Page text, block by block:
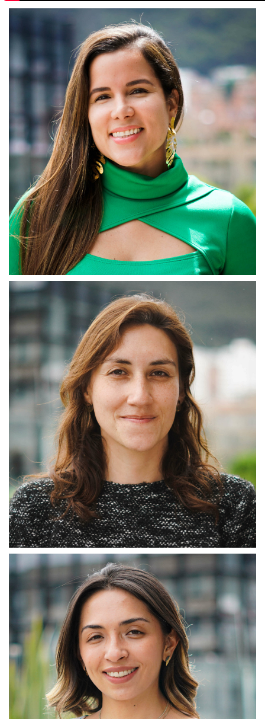
Paola Franco Franco
Gerente General
Líder en la planificación, estructuración y desarrollo de planes
estratégicos garantizando la efectividad y cumplimiento de
los procesos, servicios y objetivos que se llevan a cabo en
Gerencia Impacta.
De igual forma, estoy encargada de garantizar la ejecución
adecuada de las metas financieras, convenios y nuevos
programas, así mismo, emitir opiniones, trazar metas a corto,
mediano y largo plazo, en beneficio de nuestros
emprendedores internos y externos de la Universidad Ean.
Laura Patricia Cely
Coordinadora de Emprendimiento
Me encargo de liderar el desarrollo del proceso de
acompañamiento a emprendedores en fase de incubación y
aceleración
Adecuo, programo, selecciono y realizo seguimiento al
proceso de acompañamiento a emprendedores en fase de
incubación y aceleración, cuyo fin es darle el cumplimiento al
objetivo principal de nuestra fase.